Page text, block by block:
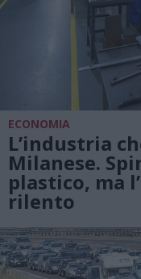
ECONOMIA
L’industria
Milanese.
plastico, ma
rilento